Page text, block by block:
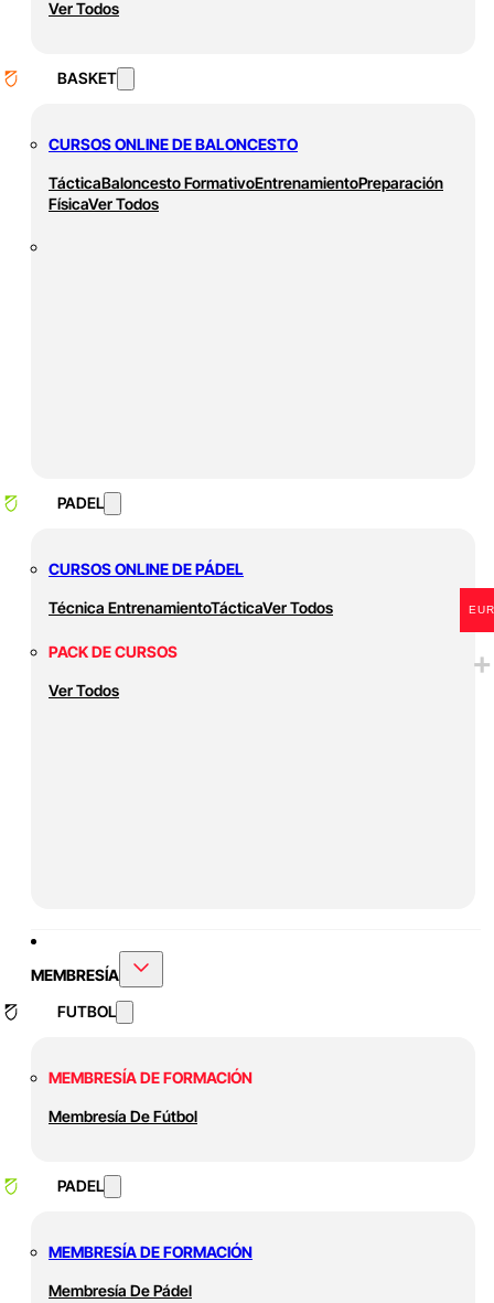
Ver Todos
BASKET
CURSOS ONLINE DE BALONCESTO
TácticaBaloncesto FormativoEntrenamientoPreparación
FísicaVer Todos
PADEL
CURSOS ONLINE DE PÁDEL
Técnica EntrenamientoTácticaVer Todos
PACK DE CURSOS
Ver Todos
MEMBRESÍA
FUTBOL
MEMBRESÍA DE FORMACIÓN
Membresía De Fútbol
PADEL
MEMBRESÍA DE FORMACIÓN
Membresía De Pádel
EUR